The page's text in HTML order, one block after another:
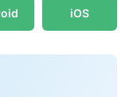
iOS